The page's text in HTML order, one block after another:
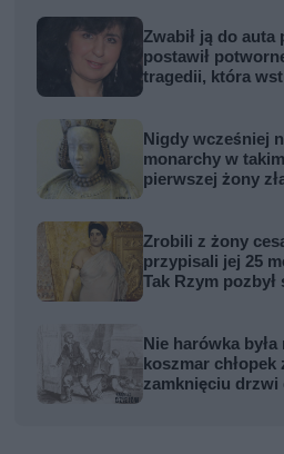
Zwabił ją do auta
postawił
tragedii, która
Nigdy wcześniej
monarchy w
pierwszej żony
Zrobili z żony
przypisali jej 25
Tak Rzym
Nie harówka
koszmar chłopek
zamknięciu drzwi